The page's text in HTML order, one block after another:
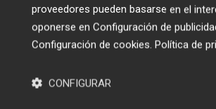
proveedores pueden basarse en el
oponerse en Configuración de
Configuración de cookies. Política de
CONFIGURAR